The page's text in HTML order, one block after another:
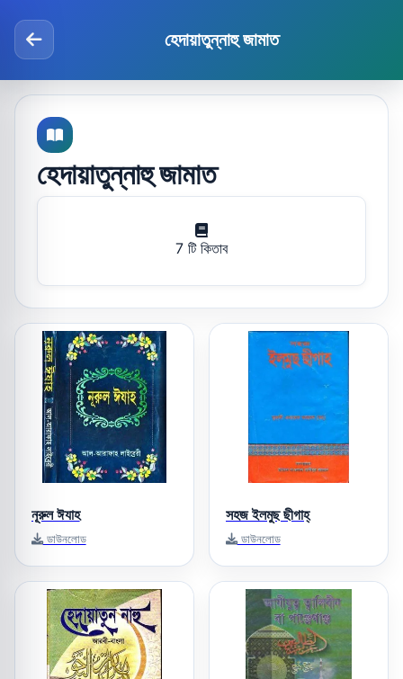
হেদায়াতুন্নাহু জামাত
হেদায়াতুন্নাহু জামাত
7 টি কিতাব
নূরুল ঈযাহ
ডাউনলোড
সহজ ইলমুছ ছীগাহ্‌
ডাউনলোড